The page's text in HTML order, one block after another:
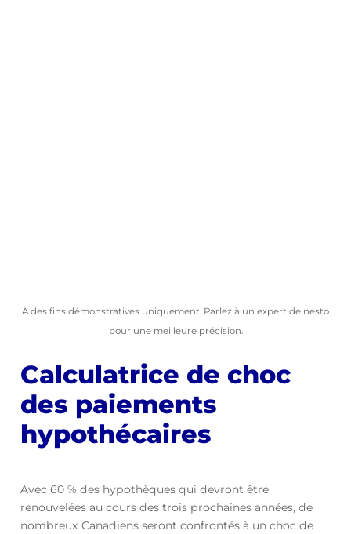
À des fins démonstratives uniquement. Parlez à un expert de nesto
pour une meilleure précision.
Calculatrice de choc
des paiements
hypothécaires
Avec 60 % des hypothèques qui devront être
renouvelées au cours des trois prochaines années, de
nombreux Canadiens seront confrontés à un choc de